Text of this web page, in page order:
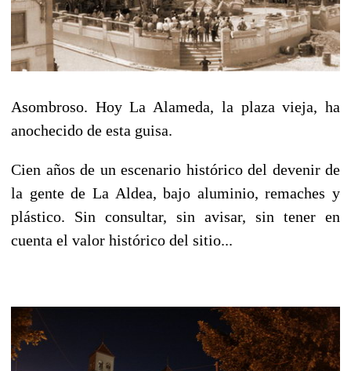
Asombroso. Hoy La Alameda, la plaza vieja, ha
anochecido de esta guisa.
Cien años de un escenario histórico del devenir de
la gente de La Aldea, bajo aluminio, remaches y
plástico. Sin consultar, sin avisar, sin tener en
cuenta el valor histórico del sitio...